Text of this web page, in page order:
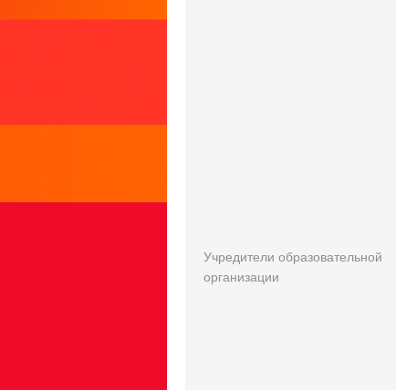
Учредители образовательной
организации